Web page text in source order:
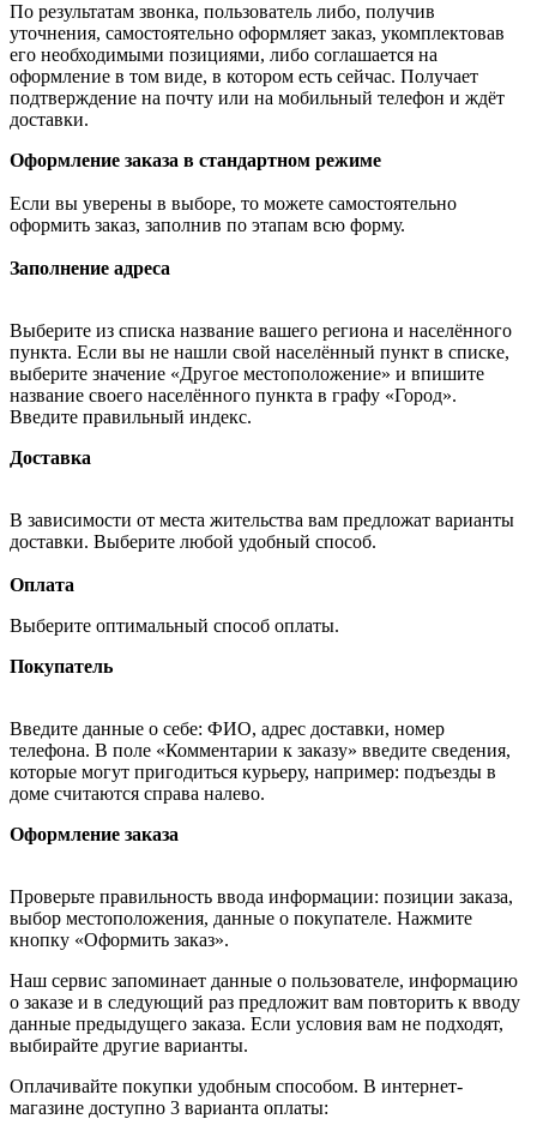
По результатам звонка, пользователь либо, получив
уточнения, самостоятельно оформляет заказ, укомплектовав
его необходимыми позициями, либо соглашается на
оформление в том виде, в котором есть сейчас. Получает
подтверждение на почту или на мобильный телефон и ждёт
доставки.
Оформление заказа в стандартном режиме
Если вы уверены в выборе, то можете самостоятельно
оформить заказ, заполнив по этапам всю форму.
Заполнение адреса
Выберите из списка название вашего региона и населённого
пункта. Если вы не нашли свой населённый пункт в списке,
выберите значение «Другое местоположение» и впишите
название своего населённого пункта в графу «Город».
Введите правильный индекс.
Доставка
В зависимости от места жительства вам предложат варианты
доставки. Выберите любой удобный способ.
Оплата
Выберите оптимальный способ оплаты.
Покупатель
Введите данные о себе: ФИО, адрес доставки, номер
телефона. В поле «Комментарии к заказу» введите сведения,
которые могут пригодиться курьеру, например: подъезды в
доме считаются справа налево.
Оформление заказа
Проверьте правильность ввода информации: позиции заказа,
выбор местоположения, данные о покупателе. Нажмите
кнопку «Оформить заказ».
Наш сервис запоминает данные о пользователе, информацию
о заказе и в следующий раз предложит вам повторить к вводу
данные предыдущего заказа. Если условия вам не подходят,
выбирайте другие варианты.
Оплачивайте покупки удобным способом. В интернет-
магазине доступно 3 варианта оплаты: